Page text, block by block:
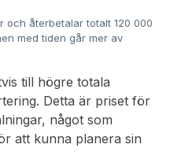
och återbetalar totalt 120 000
med tiden går mer av
till högre totala
Detta är priset för
något som
att kunna planera sin